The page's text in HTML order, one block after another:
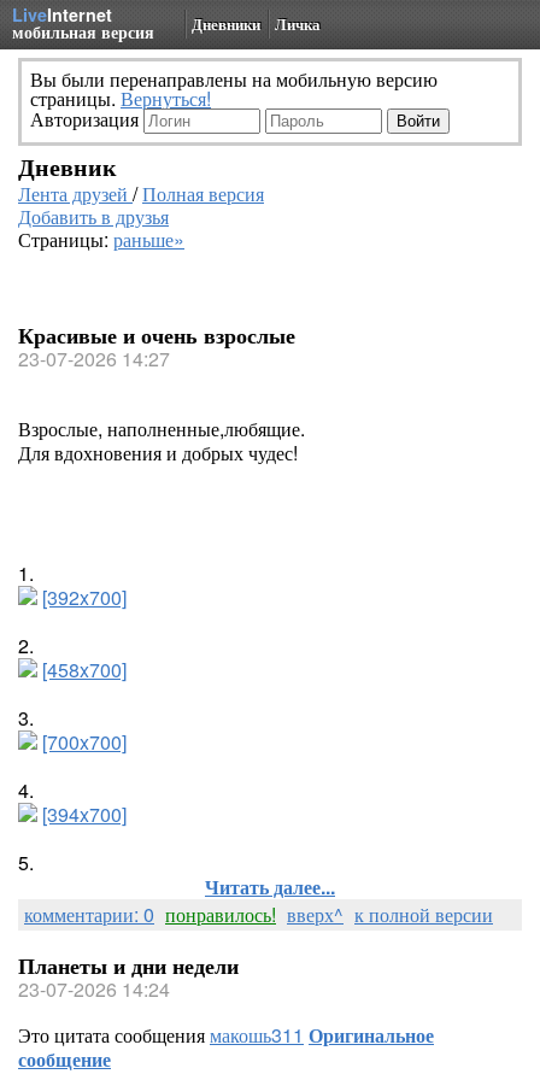
LiveInternet
мобильная версия Дневники Личка
Вы были перенаправлены на мобильную версию
страницы. Вернуться!
Авторизация
Дневник
Лента друзей /Полная версия
Добавить в друзья
Страницы: раньше»
Красивые и очень взрослые
23-07-2026 14:27
Взрослые, наполненные,любящие.
Для вдохновения и добрых чудес!
1.
[392x700]
2.
[458x700]
3.
[700x700]
4.
[394x700]
5.
Читать далее...
комментарии: 0 понравилось! вверх^ к полной версии
Планеты и дни недели
23-07-2026 14:24
Это цитата сообщениямакошь311 Оригинальное
сообщение